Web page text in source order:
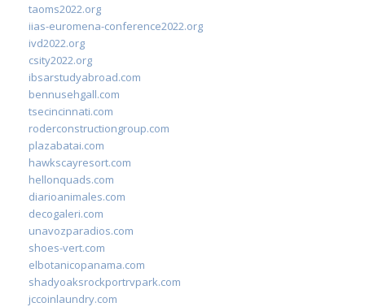
taoms2022.org
iias-euromena-conference2022.org
ivd2022.org
csity2022.org
ibsarstudyabroad.com
bennusehgall.com
tsecincinnati.com
roderconstructiongroup.com
plazabatai.com
hawkscayresort.com
hellonquads.com
diarioanimales.com
decogaleri.com
unavozparadios.com
shoes-vert.com
elbotanicopanama.com
shadyoaksrockportrvpark.com
jccoinlaundry.com